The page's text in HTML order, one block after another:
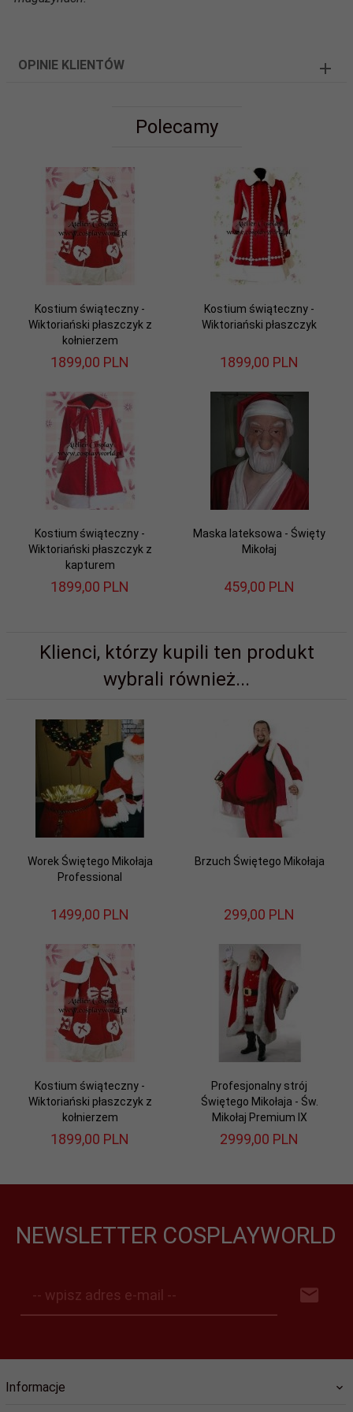
OPINIE KLIENTÓW
Polecamy
Kostium świąteczny -
Wiktoriański płaszczyk z
kołnierzem
1899,00 PLN
Kostium świąteczny -
Wiktoriański płaszczyk
1899,00 PLN
Kostium świąteczny -
Wiktoriański płaszczyk z
kapturem
1899,00 PLN
Maska lateksowa - Święty
Mikołaj
459,00 PLN
Klienci, którzy kupili ten produkt
wybrali również...
Worek Świętego Mikołaja
Professional
1499,00 PLN
Brzuch Świętego Mikołaja
299,00 PLN
Kostium świąteczny -
Wiktoriański płaszczyk z
kołnierzem
1899,00 PLN
Profesjonalny strój
Świętego Mikołaja - Św.
Mikołaj Premium IX
2999,00 PLN
NEWSLETTER COSPLAYWORLD
-- wpisz adres e-mail --
Informacje